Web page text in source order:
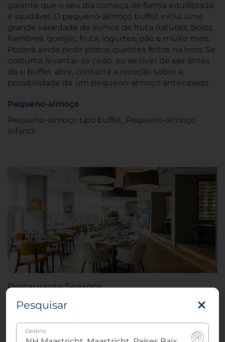
garante que o seu dia começa de forma equilibrada
e saudável. O pequeno-almoço buffet inclui uma
grande variedade de sumos de fruta naturais, bolos,
fiambres, queijos, fruta, iogurtes, pão e muito mais.
Poderá ainda pedir pratos quentes feitos na hora. Se
costuma levantar-se cedo, ou se tiver de sair antes
de o buffet abrir, contacte a receção sobre a
possibilidade de um pequeno-almoço antecipado.
Pequeno-almoço
Pequeno-almoço tipo buffet, Pequeno-almoço
infantil
Restaurante Seasons
O Seasons é especializado em cozinha internacional
com um toque da Borgonha, e só utiliza
ingredientes frescos e locais. Se você pretende parar
para um rápido aperitivo antes de uma noite na
Pesquisar
Destino